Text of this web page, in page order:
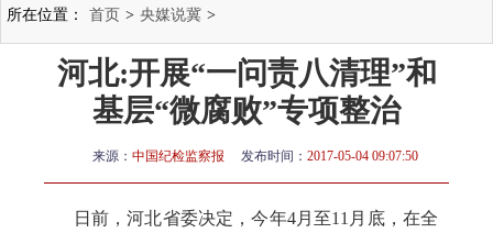
所在位置： 首页 > 央媒说冀 >
河北:开展“一问责八清理”和
基层“微腐败”专项整治
来源： 中国纪检监察报 发布时间： 2017-05-04 09:07:50
日前，河北省委决定，今年4月至11月底，在全